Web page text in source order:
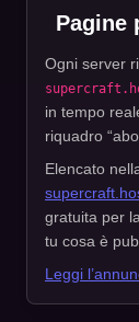
Pagine
Ogni server
in tempo
riquadro
Elencato
gratuita per
tu cosa è
Leggi